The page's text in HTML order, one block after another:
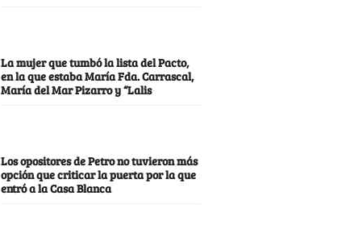
La mujer que tumbó la lista del Pacto,
en la que estaba María Fda. Carrascal,
María del Mar Pizarro y “Lalis
Los opositores de Petro no tuvieron más
opción que criticar la puerta por la que
entró a la Casa Blanca